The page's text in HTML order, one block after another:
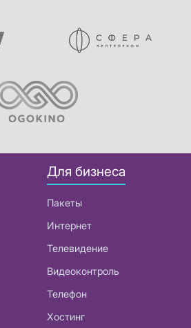
Для бизнеса
Пакеты
Интернет
Телевидение
Видеоконтроль
Телефон
Хостинг